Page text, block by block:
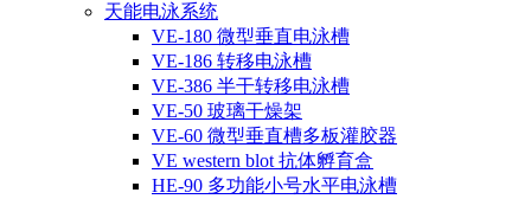
天能电泳系统
VE-180 微型垂直电泳槽
VE-186 转移电泳槽
VE-386 半干转移电泳槽
VE-50 玻璃干燥架
VE-60 微型垂直槽多板灌胶器
VE western blot 抗体孵育盒
HE-90 多功能小号水平电泳槽